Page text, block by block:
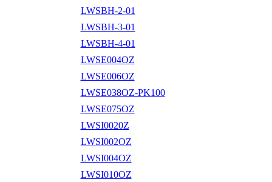
LWSBH-2-01
LWSBH-3-01
LWSBH-4-01
LWSE004OZ
LWSE006OZ
LWSE038OZ-PK100
LWSE075OZ
LWSI0020Z
LWSI002OZ
LWSI004OZ
LWSI010OZ